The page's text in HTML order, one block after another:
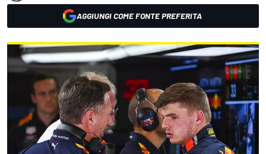
AGGIUNGI COME FONTE PREFERITA